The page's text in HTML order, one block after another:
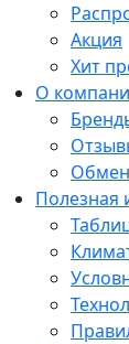
Акция
Хит
О
Полезная